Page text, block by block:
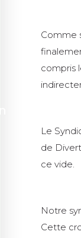
Comme
compris
Le
de
ce vide.
Notre
Cette